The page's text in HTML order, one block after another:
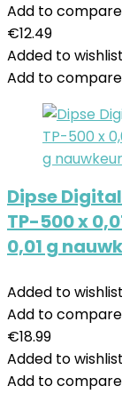
Add to compare
€12.49
Added to wishlist
Add to compare
Dipse
TP-500 x
0,01 g
Added to wishlist
Add to compare
€18.99
Added to wishlist
Add to compare